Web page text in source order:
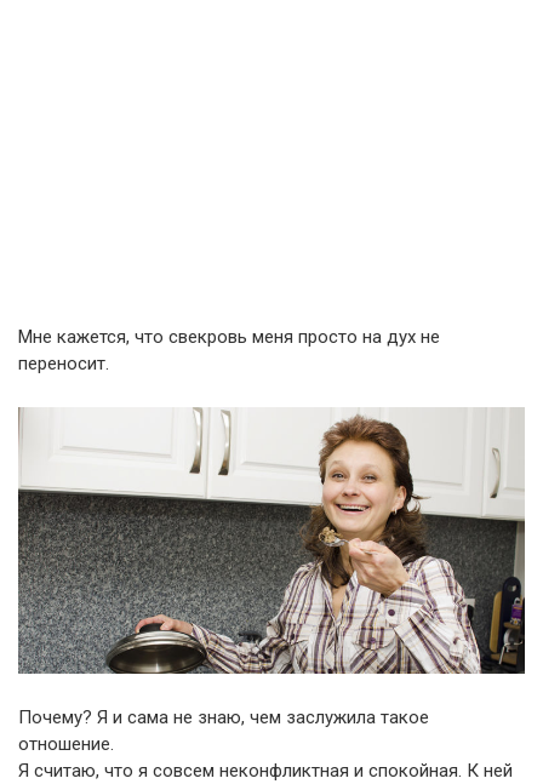
Мне кажется, что свекровь меня просто на дух не
переносит.
Почему? Я и сама не знаю, чем заслужила такое
отношение.
Я считаю, что я совсем неконфликтная и спокойная. К ней